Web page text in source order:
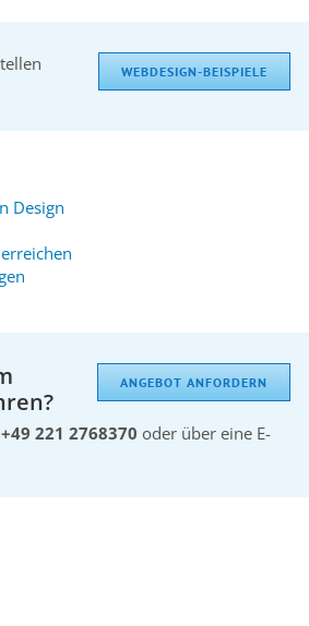
WEBDESIGN-BEISPIELE
Design
ANGEBOT ANFORDERN
+49 221 2768370 oder über eine E-